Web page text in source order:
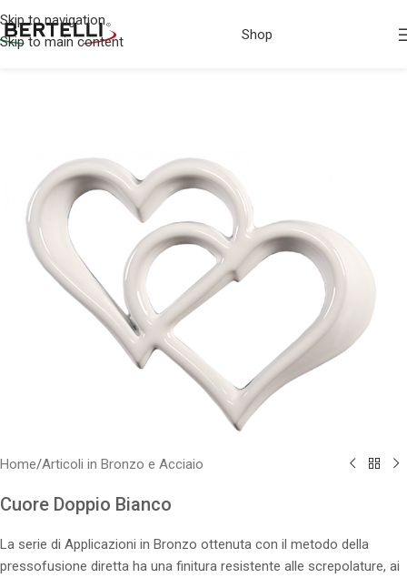
Skip to navigation
Skip to main content
Shop
Home/Articoli in Bronzo e Acciaio
Cuore Doppio Bianco
La serie di Applicazioni in Bronzo ottenuta con il metodo della
pressofusione diretta ha una finitura resistente alle screpolature, ai